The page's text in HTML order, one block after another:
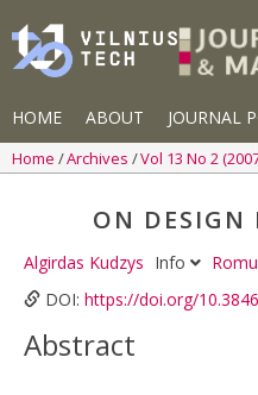
HOME ABOUT JOURNAL
Home Archives Vol 13 No 2
ON DESIGN
Algirdas Kudzys Info
DOI: https://doi.org/
Abstract